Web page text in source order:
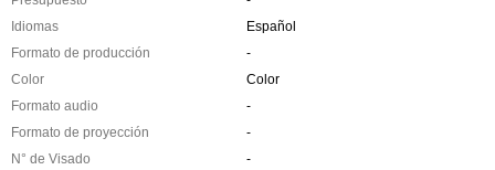
Idiomas
Español
Formato de producción
-
Color
Color
Formato audio
-
Formato de proyección
-
N° de Visado
-